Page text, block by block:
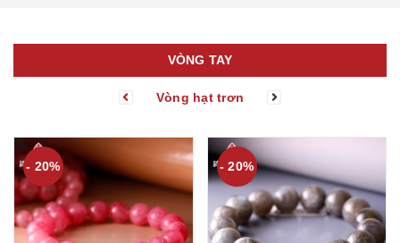
VÒNG TAY
Vòng hạt trơn
- 20% - 20%